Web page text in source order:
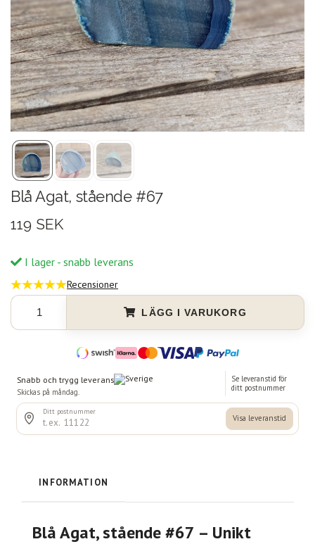
Blå Agat, stående #67
119 SEK
I lager - snabb leverans
Recensioner
LÄGG I VARUKORG
INFORMATION
Blå Agat, stående #67 – Unikt